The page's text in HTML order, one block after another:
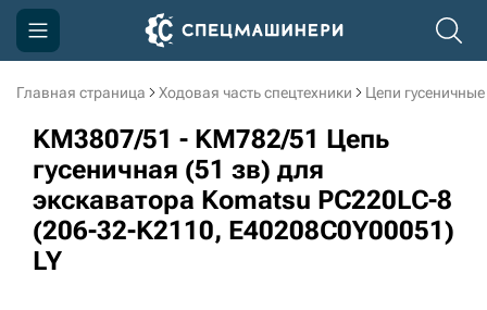
Главная страница Ходовая часть спецтехники Цепи гусеничные
KM3807/51 - KM782/51 Цепь
гусеничная (51 зв) для
экскаватора Komatsu PC220LC-8
(206-32-K2110, E40208C0Y00051)
LY
Компания
Акции
Доставка и оплата
Информация